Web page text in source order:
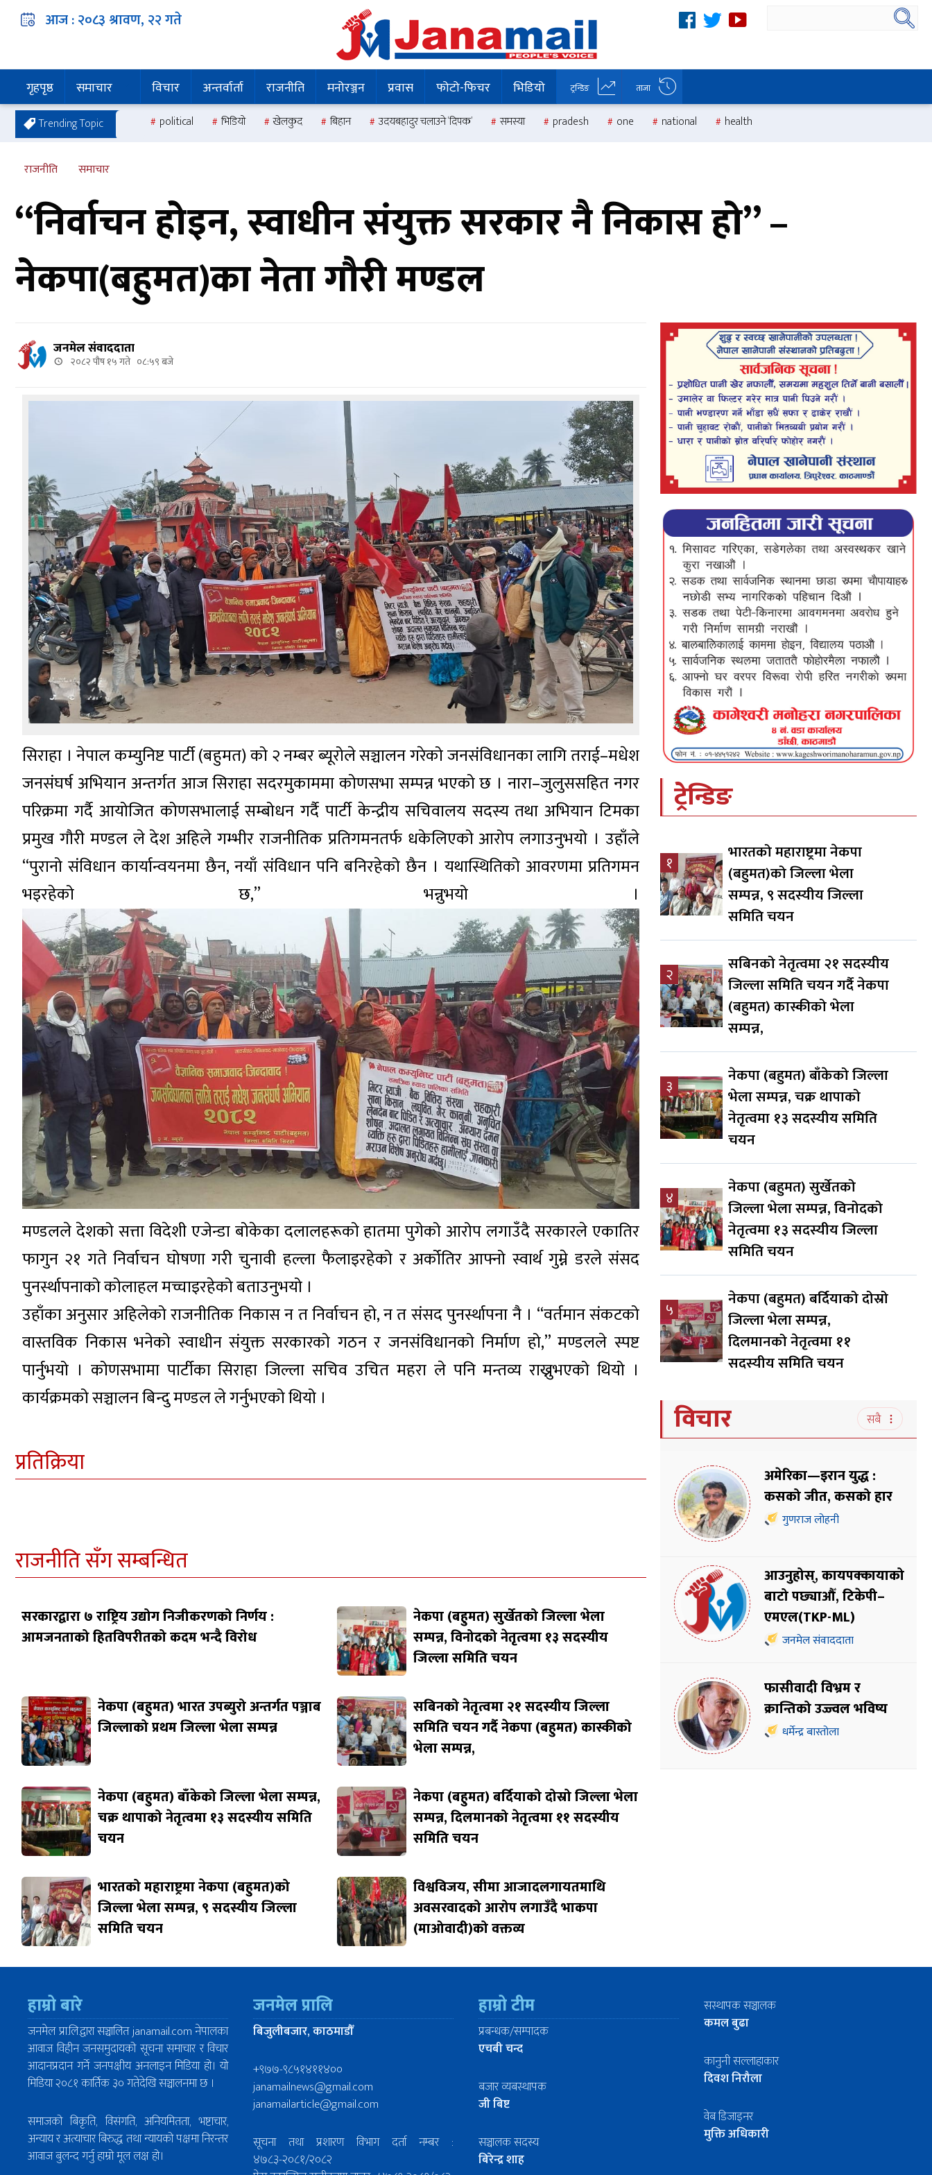
आज :२०८३ श्रावण, २२गते
गृहपृष्ठ समाचार विचार अन्तर्वार्ता राजनीति मनोरञ्जन प्रवास फोटो-फिचर भिडियो ट्रन्डिङ ताजा
Trending Topic political भिडियो खेलकुद बिहान उदयबहादुर चलाउने ‘दिपक’ समस्या pradesh one national health
राजनीति समाचार
“निर्वाचन होइन, स्वाधीन संयुक्त सरकार नै निकास हो” –
नेकपा(बहुमत)का नेता गौरी मण्डल
जनमेल संवाददाता
२०८२ पौष १५ गते ०८:५९ बजे
सिराहा । नेपाल कम्युनिष्ट पार्टी (बहुमत) को २ नम्बर ब्यूरोले सञ्चालन गरेको जनसंविधानका लागि तराई–मधेश
जनसंघर्ष अभियान अन्तर्गत आज सिराहा सदरमुकाममा कोणसभा सम्पन्न भएको छ । नारा–जुलुससहित नगर
परिक्रमा गर्दै आयोजित कोणसभालाई सम्बोधन गर्दै पार्टी केन्द्रीय सचिवालय सदस्य तथा अभियान टिमका
प्रमुख गौरी मण्डल ले देश अहिले गम्भीर राजनीतिक प्रतिगमनतर्फ धकेलिएको आरोप लगाउनुभयो । उहाँले
“पुरानो संविधान कार्यान्वयनमा छैन, नयाँ संविधान पनि बनिरहेको छैन । यथास्थितिको आवरणमा प्रतिगमन
भइरहेको छ,” भन्नुभयो ।
मण्डलले देशको सत्ता विदेशी एजेन्डा बोकेका दलालहरूको हातमा पुगेको आरोप लगाउँदै सरकारले एकातिर
फागुन २१ गते निर्वाचन घोषणा गरी चुनावी हल्ला फैलाइरहेको र अर्कोतिर आफ्नो स्वार्थ गुम्ने डरले संसद
पुनर्स्थापनाको कोलाहल मच्चाइरहेको बताउनुभयो ।
उहाँका अनुसार अहिलेको राजनीतिक निकास न त निर्वाचन हो, न त संसद पुनर्स्थापना नै । “वर्तमान संकटको
वास्तविक निकास भनेको स्वाधीन संयुक्त सरकारको गठन र जनसंविधानको निर्माण हो,” मण्डलले स्पष्ट
पार्नुभयो । कोणसभामा पार्टीका सिराहा जिल्ला सचिव उचित महरा ले पनि मन्तव्य राख्नुभएको थियो ।
कार्यक्रमको सञ्चालन बिन्दु मण्डल ले गर्नुभएको थियो ।
प्रतिक्रिया
राजनीति सँग सम्बन्धित
सरकारद्वारा ७ राष्ट्रिय उद्योग निजीकरणको निर्णय :
आमजनताको हितविपरीतको कदम भन्दै विरोध
नेकपा (बहुमत) सुर्खेतको जिल्ला भेला
सम्पन्न, विनोदको नेतृत्वमा १३ सदस्यीय
जिल्ला समिति चयन
नेकपा (बहुमत) भारत उपब्युरो अन्तर्गत पञ्जाब
जिल्लाको प्रथम जिल्ला भेला सम्पन्न
सबिनको नेतृत्वमा २१ सदस्यीय जिल्ला
समिति चयन गर्दै नेकपा (बहुमत) कास्कीको
भेला सम्पन्न,
नेकपा (बहुमत) बाँकेको जिल्ला भेला सम्पन्न,
चक्र थापाको नेतृत्वमा १३ सदस्यीय समिति
चयन
नेकपा (बहुमत) बर्दियाको दोस्रो जिल्ला भेला
सम्पन्न, दिलमानको नेतृत्वमा ११ सदस्यीय
समिति चयन
भारतको महाराष्ट्रमा नेकपा (बहुमत)को
जिल्ला भेला सम्पन्न, ९ सदस्यीय जिल्ला
समिति चयन
विश्वविजय, सीमा आजादलगायतमाथि
अवसरवादको आरोप लगाउँदै भाकपा
(माओवादी)को वक्तव्य
ट्रेन्डिङ
१
भारतको महाराष्ट्रमा नेकपा
(बहुमत)को जिल्ला भेला
सम्पन्न, ९ सदस्यीय जिल्ला
समिति चयन
२
सबिनको नेतृत्वमा २१ सदस्यीय
जिल्ला समिति चयन गर्दै नेकपा
(बहुमत) कास्कीको भेला
सम्पन्न,
३
नेकपा (बहुमत) बाँकेको जिल्ला
भेला सम्पन्न, चक्र थापाको
नेतृत्वमा १३ सदस्यीय समिति
चयन
४
नेकपा (बहुमत) सुर्खेतको
जिल्ला भेला सम्पन्न, विनोदको
नेतृत्वमा १३ सदस्यीय जिल्ला
समिति चयन
५
नेकपा (बहुमत) बर्दियाको दोस्रो
जिल्ला भेला सम्पन्न,
दिलमानको नेतृत्वमा ११
सदस्यीय समिति चयन
विचार सबै
अमेरिका—इरान युद्ध :
कसको जीत, कसको हार
गुणराज लोहनी
आउनुहोस्, कायपक्कायाको
बाटो पछ्याऔँ, टिकेपी–
एमएल(TKP-ML)
जनमेल संवाददाता
फासीवादी विभ्रम र
क्रान्तिको उज्ज्वल भविष्य
धर्मेन्द्र बास्तोला
हाम्रो बारे
जनमेल प्रा.लि.द्वारा सञ्चालित janamail.com नेपालका
आवाज विहीन जनसमुदायको सूचना समाचार र विचार
आदानप्रदान गर्ने जनपक्षीय अनलाइन मिडिया हो। यो
मिडिया २०८१ कार्तिक ३० गतेदेखि सञ्चालनमा छ ।
समाजको बिकृति, विसंगति, अनियमितता, भष्टाचार,
अन्याय र अत्याचार बिरुद्ध तथा न्यायको पक्षमा निरन्तर
आवाज बुलन्द गर्नु हाम्रो मूल लक्ष हो।
जनमेल प्रालि
बिजुलीबजार, काठमाडौँ
+९७७-९८५१४११४००
janamailnews@gmail.com
janamailarticle@gmail.com
सूचना तथा प्रशारण विभाग दर्ता नम्बर :
४७८३-२०८१/२०८२
हाम्रो टीम
प्रबन्धक/सम्पादक
एचबी चन्द
बजार व्यबस्थापक
जी बिष्ट
सञ्चालक सदस्य
बिरेन्द्र शाह
सस्थापक सञ्चालक
कमल बुढा
कानुनी सल्लाहाकार
दिवश निरौला
वेब डिजाइनर
मुक्ति अधिकारी